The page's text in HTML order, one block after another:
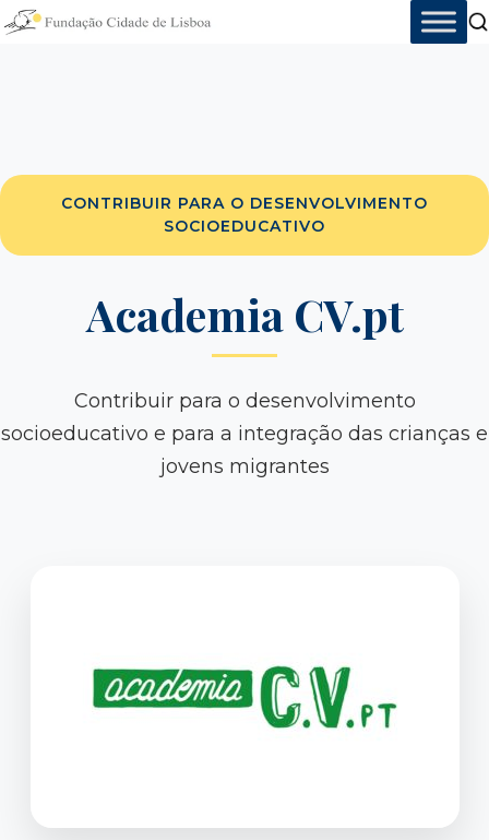
Skip
to
CONTRIBUIR PARA O DESENVOLVIMENTO
SOCIOEDUCATIVO
Academia CV.pt
Contribuir para o desenvolvimento
socioeducativo e para a integração das crianças e
jovens migrantes